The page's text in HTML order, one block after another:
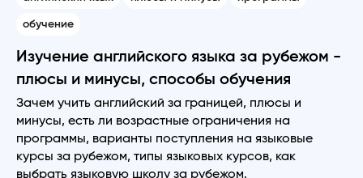
обучение
Изучение английского языка за рубежом -
плюсы и минусы, способы обучения
Зачем учить английский за границей, плюсы и
минусы, есть ли возрастные ограничения на
программы, варианты поступления на языковые
курсы за рубежом, типы языковых курсов, как
выбрать языковую школу за рубежом.